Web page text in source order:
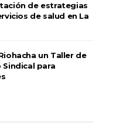
de estrategias
de salud en La
un Taller de
para